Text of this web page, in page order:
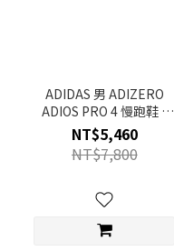
ADIDAS 男 ADIZERO
ADIOS PRO 4 慢跑鞋 -
IH9693
NT$5,460
NT$7,800